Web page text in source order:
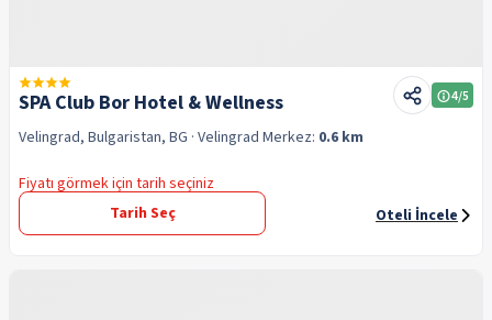
SPA Club Bor Hotel & Wellness 4/5
Velingrad, Bulgaristan, BG · Velingrad Merkez: 0.6 km
Fiyatı görmek için tarih seçiniz
Tarih Seç
Oteli İncele